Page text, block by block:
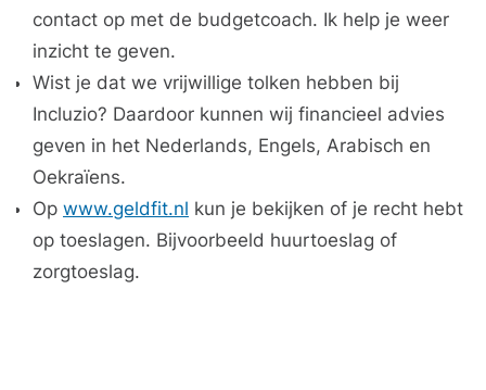
contact op met de budgetcoach. Ik help je weer
inzicht te geven.
Wist je dat we vrijwillige tolken hebben bij
Incluzio? Daardoor kunnen wij financieel advies
geven in het Nederlands, Engels, Arabisch en
Oekraïens.
Op www.geldfit.nl kun je bekijken of je recht hebt
op toeslagen. Bijvoorbeeld huurtoeslag of
zorgtoeslag.